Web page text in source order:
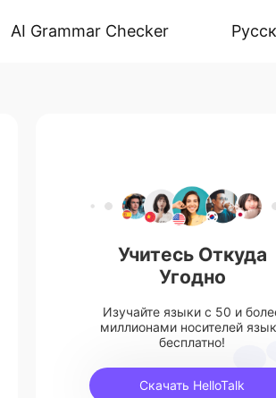
AI Grammar Checker
Учитесь Откуда
Угодно
Изучайте языки с 50 и
миллионами носителей
бесплатно!
Скачать HelloTalk